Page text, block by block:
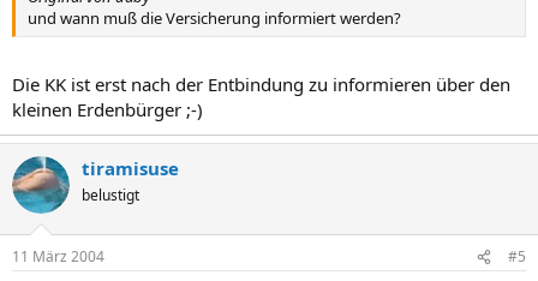
und wann muß die Versicherung informiert werden?
Die KK ist erst nach der Entbindung zu informieren über den
kleinen Erdenbürger ;-)
tiramisuse
belustigt
11 März 2004 #5